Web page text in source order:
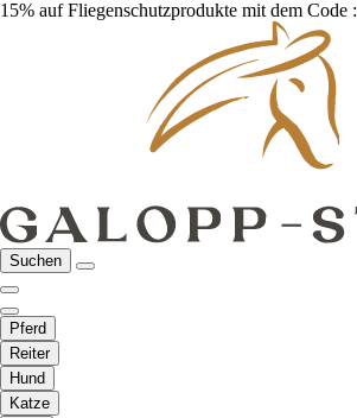
15% auf Fliegenschutzprodukte mit dem Code :
Suchen
Pferd
Reiter
Hund
Katze